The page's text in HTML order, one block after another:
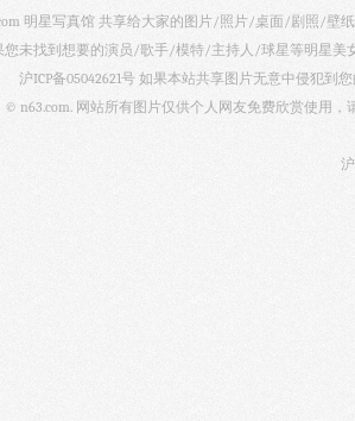
明星写真馆 共享给大家的图片/照片/桌面/剧照/壁
您未找到想要的演员/歌手/模特/主持人/球星等明星美
沪ICP备05042621号 如果本站共享图片无意中侵犯到
© n63.com. 网站所有图片仅供个人网友免费欣赏使用